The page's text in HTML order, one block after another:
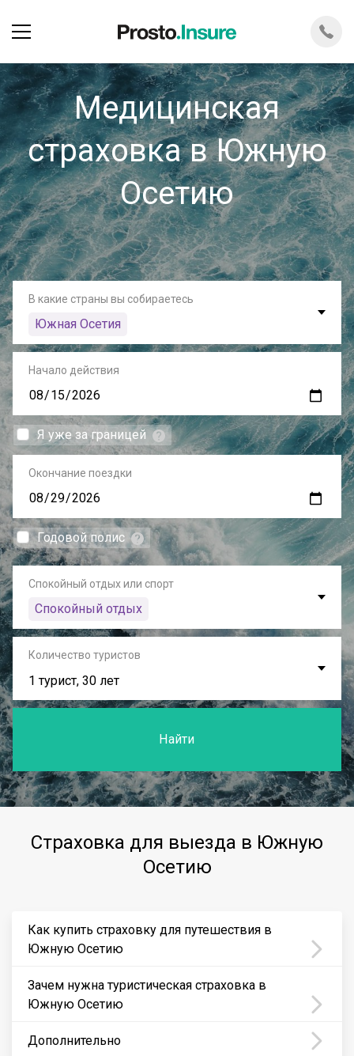
Медицинская
страховка в Южную
Осетию
В какие страны вы собираетесь
Южная Осетия
Начало действия
Я уже за границей
Окончание поездки
Годовой полис
Спокойный отдых или спорт
Спокойный отдых
Количество туристов
1 турист, 30 лет
Найти
Страховка для выезда в Южную
Осетию
Как купить страховку для путешествия в
Южную Осетию
Зачем нужна туристическая страховка в
Южную Осетию
Дополнительно